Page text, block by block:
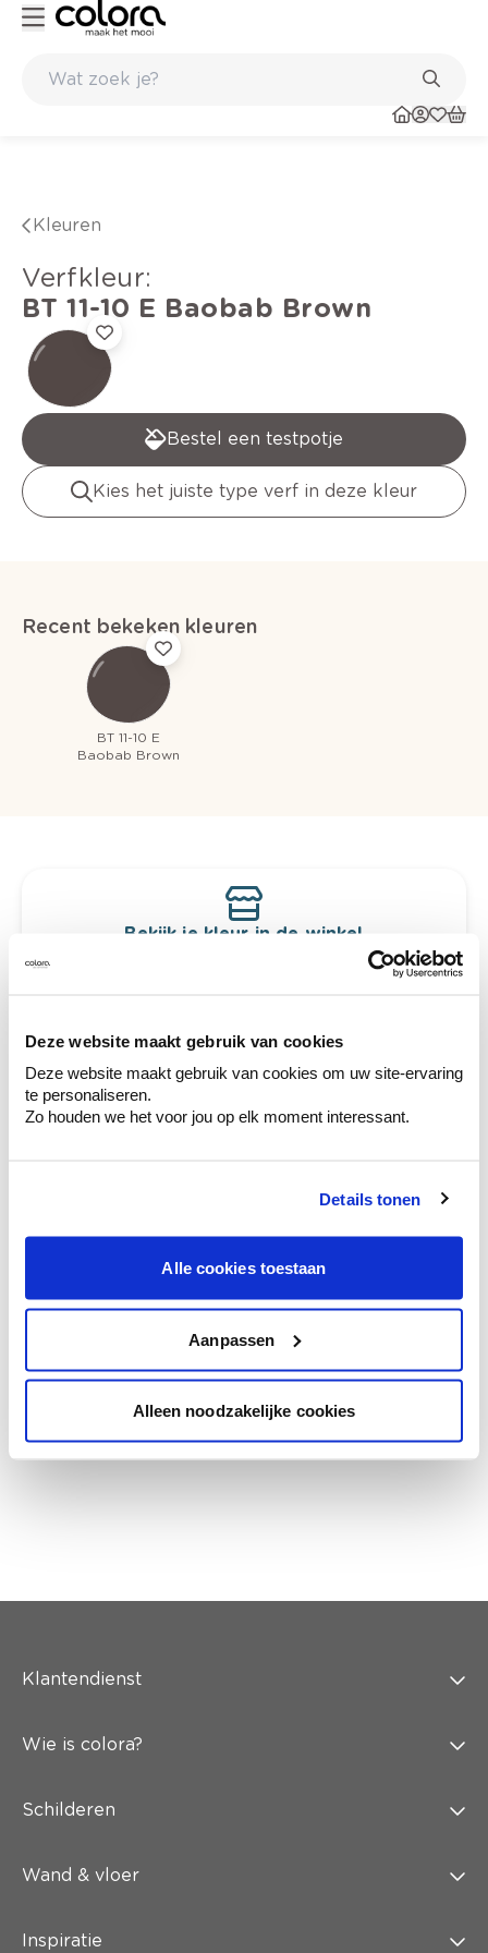
Deze website maakt gebruik van cookies
Deze website maakt gebruik van cookies om uw site-ervaring
te personaliseren.
Zo houden we het voor jou op elk moment interessant.
Details tonen
Alle cookies toestaan
Aanpassen
Alleen noodzakelijke cookies
Kleuren
verfkleur:
BT 11-10 E Baobab Brown
Bestel een testpotje
Kies het juiste type verf in deze kleur
Recent bekeken kleuren
BT 11-10 E
Baobab Brown
Bekijk je kleur in de winkel
Ontdek er kleurechte stalen van je
te verfijnen.
Krijg persoonlijk advies om kleuren te
combineren.
Krijg kleuradvies op basis van de lichtinval
en je meubels.
Krijg ineens een technologische check-up
Klantendienst
Wie is colora?
Schilderen
Wand & vloer
Inspiratie